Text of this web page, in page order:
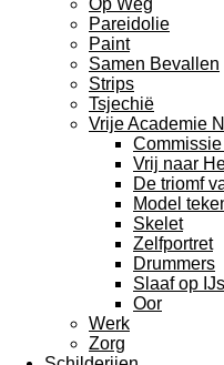
Op Weg
Pareidolie
Paint
Samen Bevallen
Strips
Tsjechië
Vrije Academie
Vrij naar
De triomf
Model
Skelet
Zelfportret
Drummers
Slaaf op
Oor
Werk
Zorg